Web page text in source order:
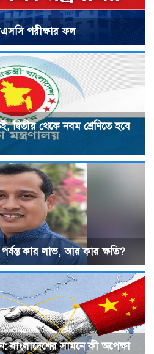
পরীক্ষার ফল
দ্বিতীয় থেকে নবম শ্রেণিতে হবে
কার লাভ, আর কার ক্ষতি?
সামনে কী অপেক্ষা